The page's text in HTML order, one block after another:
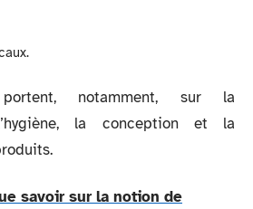
notamment, sur la
la conception et la
savoir sur la notion de